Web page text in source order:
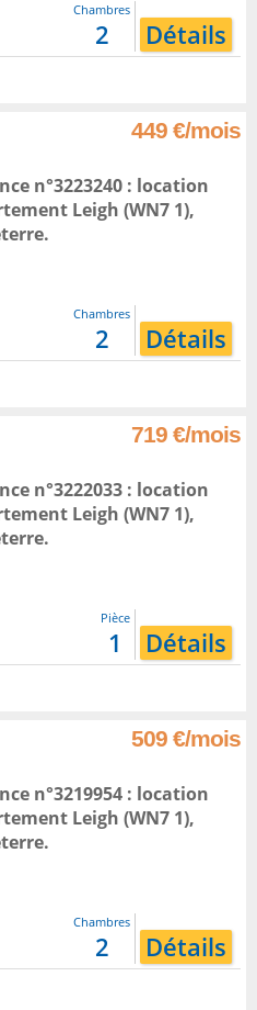
Chambres
2 Détails
449 €/mois
n°3223240 : location
Leigh (WN7 1),
.
Chambres
2 Détails
719 €/mois
n°3222033 : location
Leigh (WN7 1),
.
Pièce
1 Détails
509 €/mois
n°3219954 : location
Leigh (WN7 1),
.
Chambres
2 Détails